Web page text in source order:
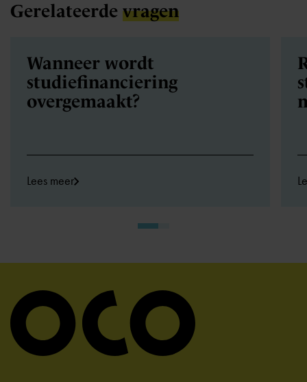
Gerelateerde vragen
Wanneer wordt
studiefinanciering
overgemaakt?
Lees meer